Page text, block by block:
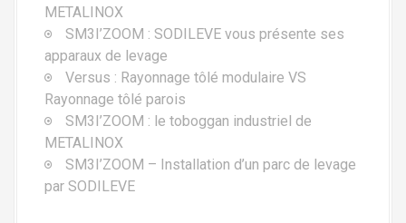
METALINOX
SM3I’ZOOM : SODILEVE vous présente ses
apparaux de levage
Versus : Rayonnage tôlé modulaire VS
Rayonnage tôlé parois
SM3I’ZOOM : le toboggan industriel de
METALINOX
SM3I’ZOOM – Installation d’un parc de levage
par SODILEVE